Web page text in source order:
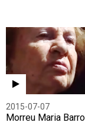
2015-07-07
Morreu Maria